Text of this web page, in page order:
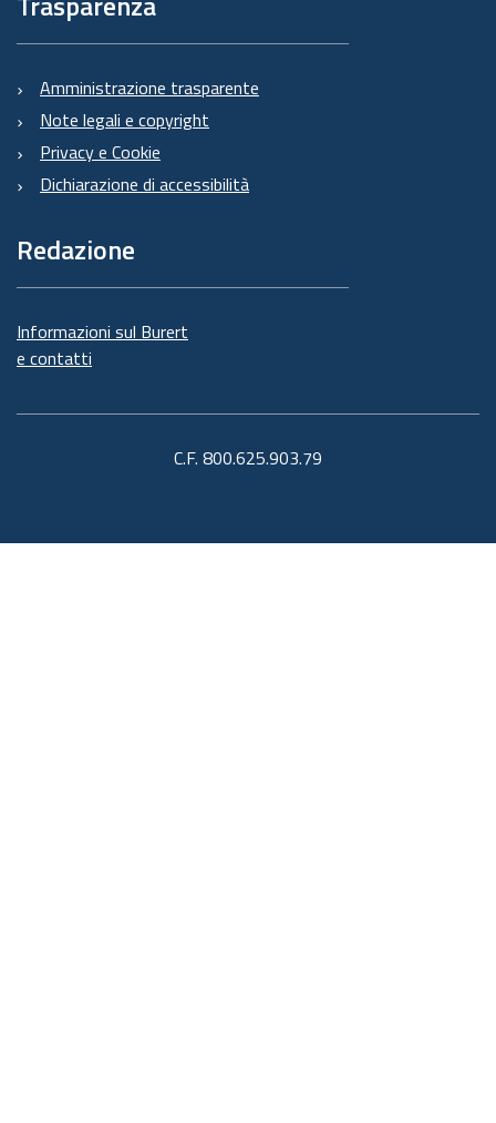
Amministrazione trasparente
Note legali e copyright
Privacy e Cookie
Dichiarazione di accessibilità
Redazione
Informazioni sul Burert
e contatti
C.F. 800.625.903.79